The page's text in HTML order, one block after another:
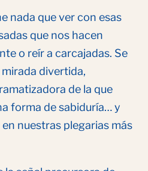
nada que ver con esas
que nos hacen
o reír a carcajadas. Se
divertida,
de la que
forma de sabiduría… y
nuestras plegarias más